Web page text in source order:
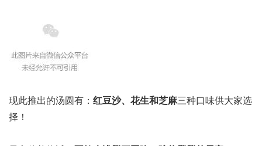
现此推出的汤圆有： 红豆沙、花生和芝麻三种口味供大家选
择！